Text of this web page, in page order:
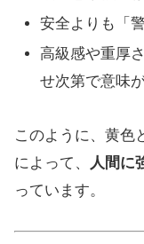
安全よりも「
高級感や重厚
せ次第で意味
このように、黄色
によって、
人間に
っています。